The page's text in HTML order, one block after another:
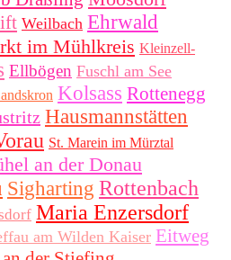
Weilbach Ehrwald
im Mühlkreis Kleinzell-
Ellbögen Fuschl am See
Kolsass Rottenegg
Hausmannstätten
St. Marein im Mürztal
an der Donau
Sigharting Rottenbach
Maria Enzersdorf
am Wilden Kaiser Eitweg